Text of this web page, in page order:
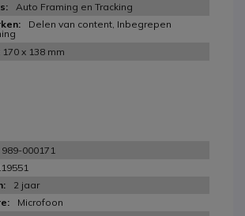
Auto Framing en Tracking
Delen van content, Inbegrepen
170 x 138 mm
989-000171
2 jaar
Microfoon